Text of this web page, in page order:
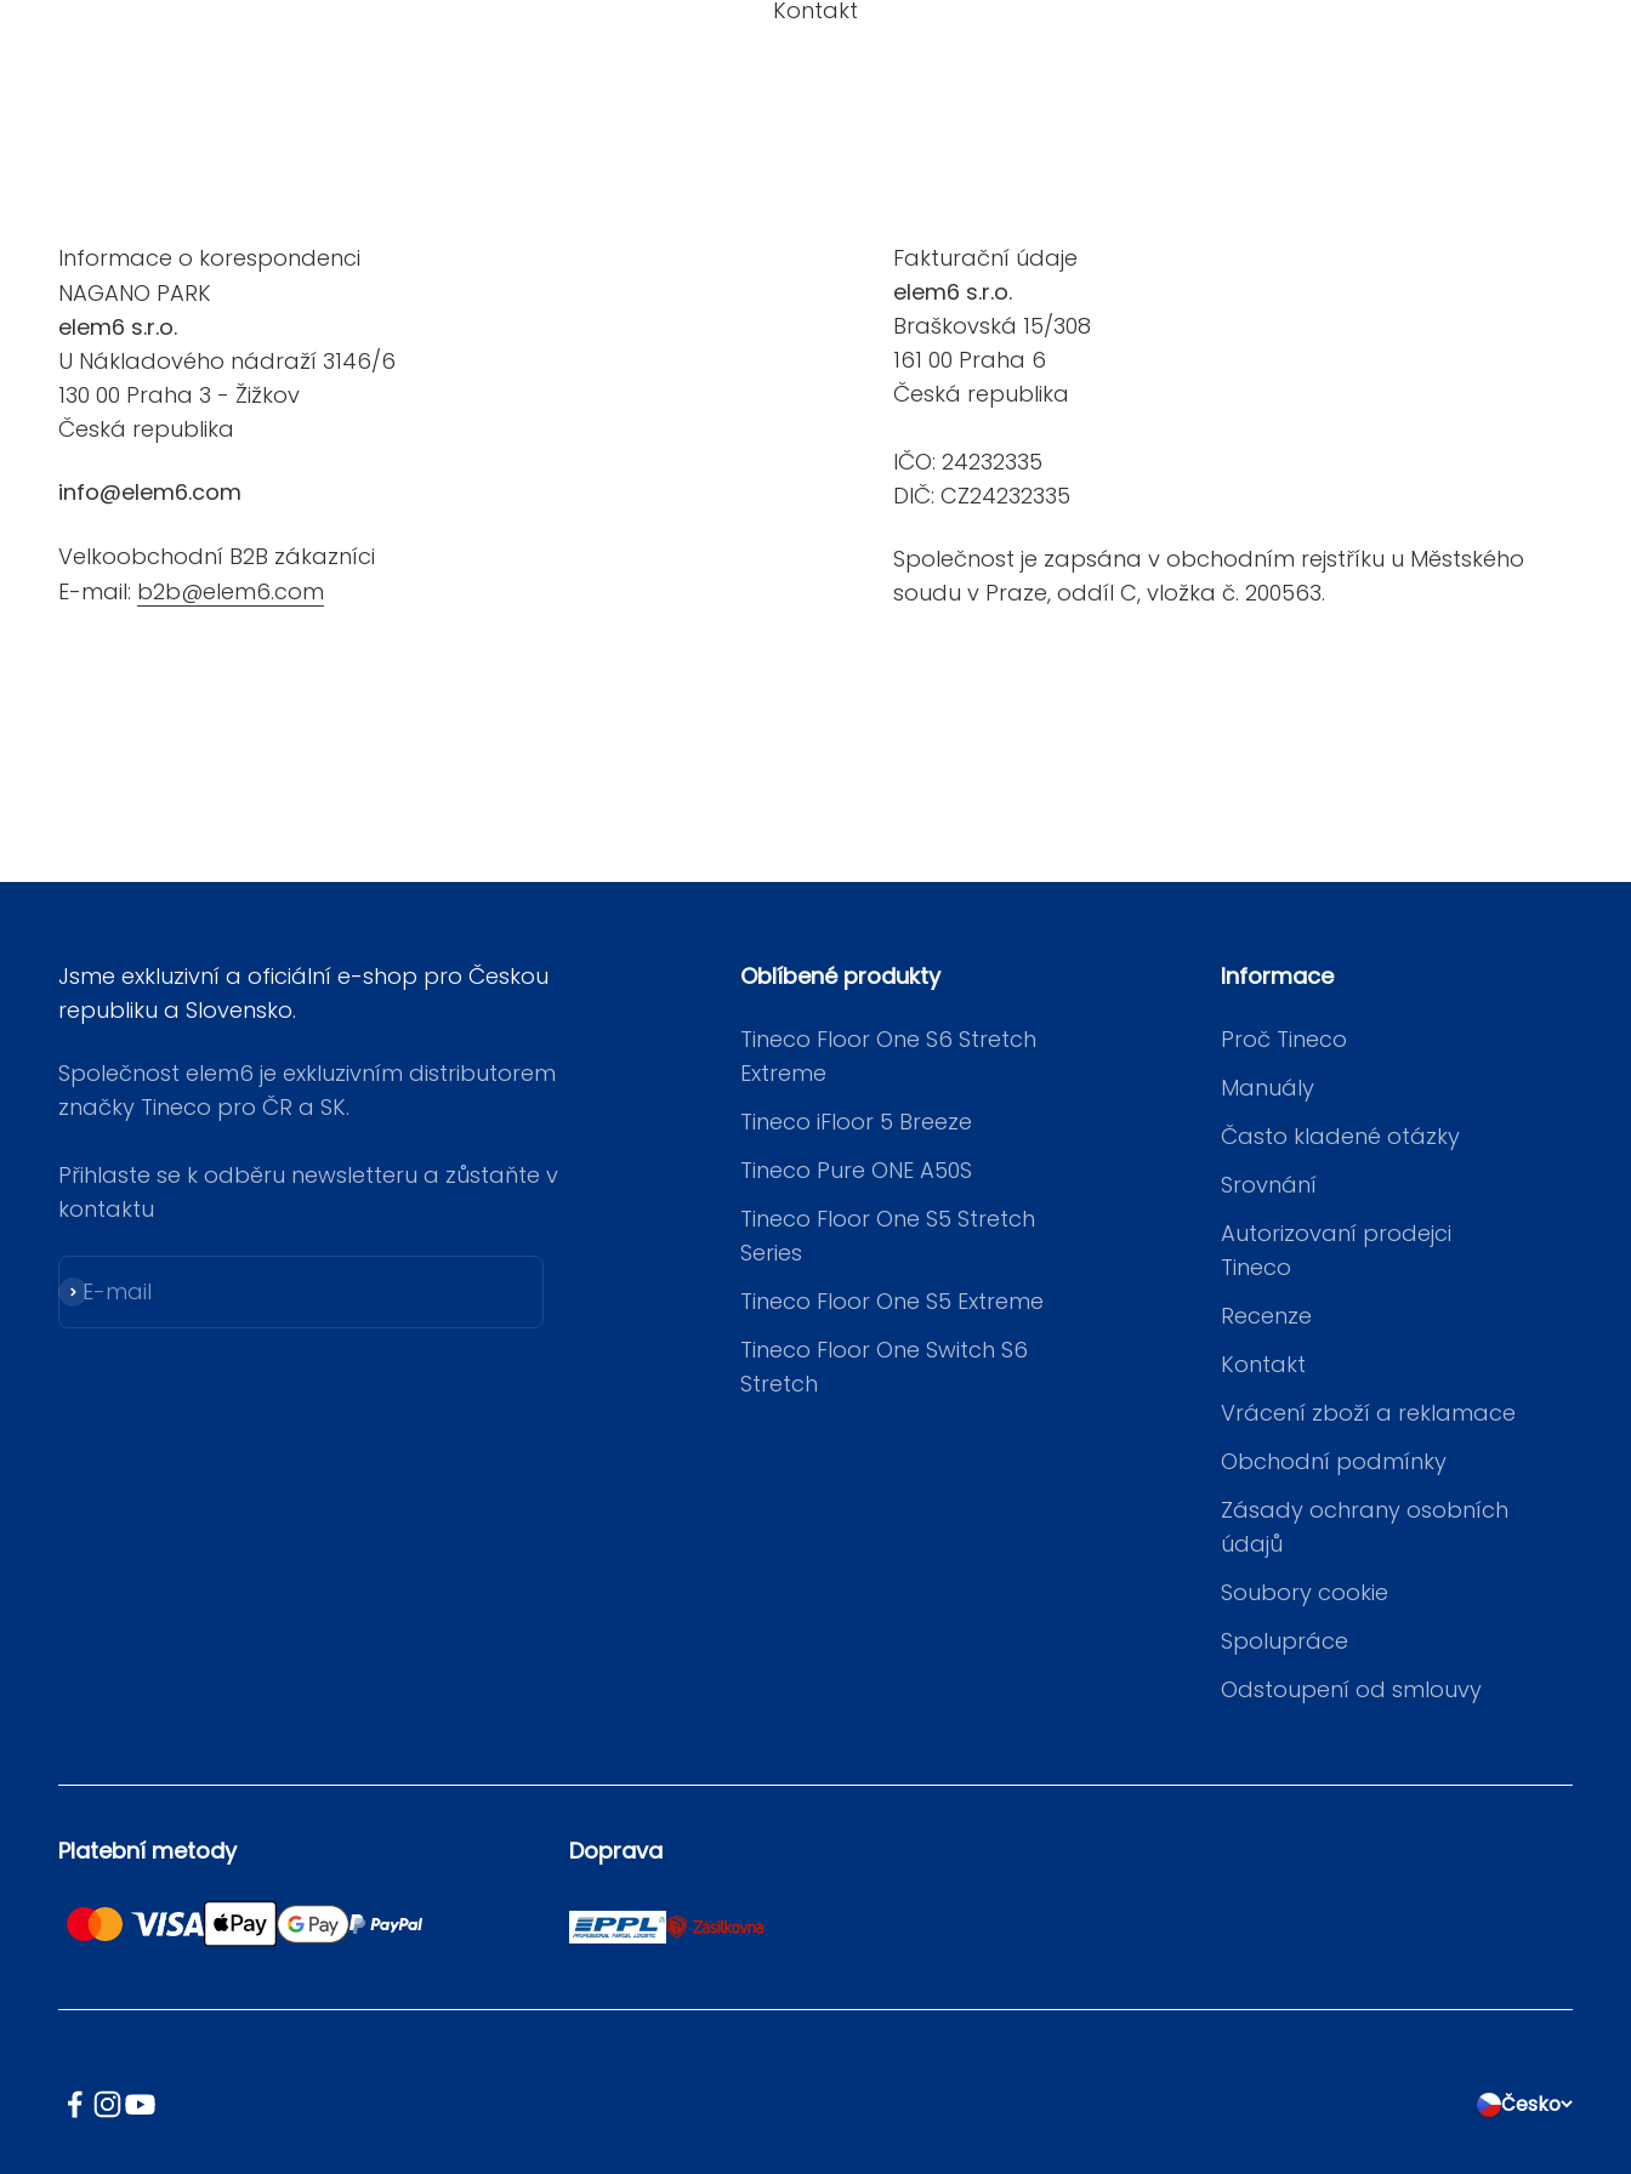
Kontakt
Informace o korespondenci
NAGANO PARK
elem6 s.r.o.
U Nákladového nádraží 3146/6
130 00 Praha 3 - Žižkov
Česká republika
info@elem6.com
Velkoobchodní B2B zákazníci
E-mail: b2b@elem6.com
Fakturační údaje
elem6 s.r.o.
Braškovská 15/308
161 00 Praha 6
Česká republika
IČO: 24232335
DIČ: CZ24232335
Společnost je zapsána v obchodním rejstříku u Městského
soudu v Praze, oddíl C, vložka č. 200563.
Jsme exkluzivní a oficiální e-shop pro Českou
republiku a Slovensko.
Společnost elem6 je exkluzivním distributorem
značky Tineco pro ČR a SK.
Přihlaste se k odběru newsletteru a zůstaňte v
kontaktu
E-mail
Přihlásit se k odběru
Oblíbené produkty
Tineco Floor One S6 Stretch
Extreme
Tineco iFloor 5 Breeze
Tineco Pure ONE A50S
Tineco Floor One S5 Stretch
Series
Tineco Floor One S5 Extreme
Tineco Floor One Switch S6
Stretch
Informace
Proč Tineco
Manuály
Často kladené otázky
Srovnání
Autorizovaní prodejci
Tineco
Recenze
Kontakt
Vrácení zboží a reklamace
Obchodní podmínky
Zásady ochrany osobních
údajů
Soubory cookie
Spolupráce
Odstoupení od smlouvy
Platební metody Doprava
Česko